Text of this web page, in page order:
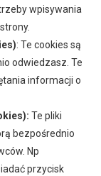
wpisywania
: Te cookies są
odwiedzasz. Te
informacji o
Te pliki
bezpośrednio
Np
przycisk